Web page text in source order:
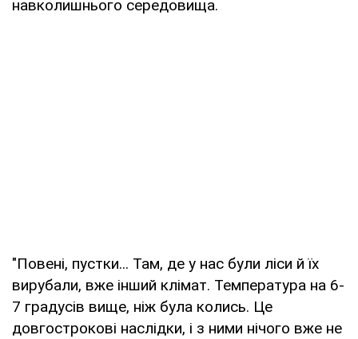
навколишнього середовища.
"Повені, пустки... Там, де у нас були ліси й їх
вирубали, вже інший клімат. Температура на 6-
7 градусів вище, ніж була колись. Це
довгострокові наслідки, і з ними нічого вже не